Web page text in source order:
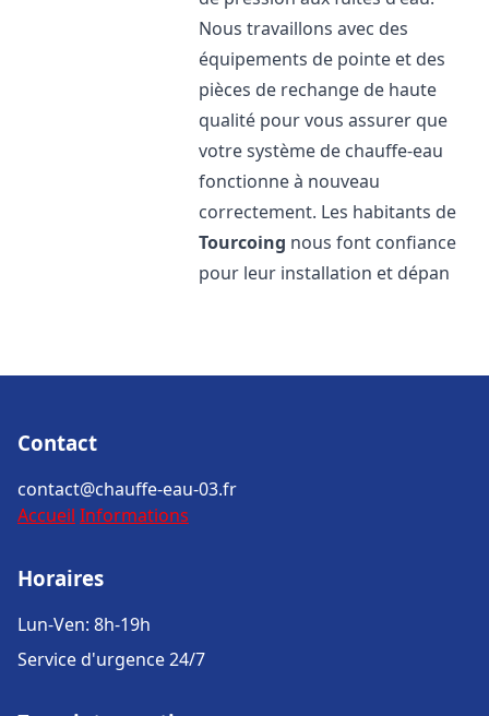
Nous travaillons avec des
équipements de pointe et des
pièces de rechange de haute
qualité pour vous assurer que
votre système de chauffe-eau
fonctionne à nouveau
correctement. Les habitants de
Tourcoing nous font confiance
pour leur installation et dépan
Contact
contact@chauffe-eau-03.fr
Accueil Informations
Horaires
Lun-Ven: 8h-19h
Service d'urgence 24/7